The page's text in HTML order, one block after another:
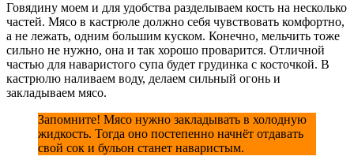
Говядину моем и для удобства разделываем кость на несколько
частей. Мясо в кастрюле должно себя чувствовать комфортно,
а не лежать, одним большим куском. Конечно, мельчить тоже
сильно не нужно, она и так хорошо проварится. Отличной
частью для наваристого супа будет грудинка с косточкой. В
кастрюлю наливаем воду, делаем сильный огонь и
закладываем мясо.
Запомните! Мясо нужно закладывать в холодную
жидкость. Тогда оно постепенно начнёт отдавать
свой сок и бульон станет наваристым.